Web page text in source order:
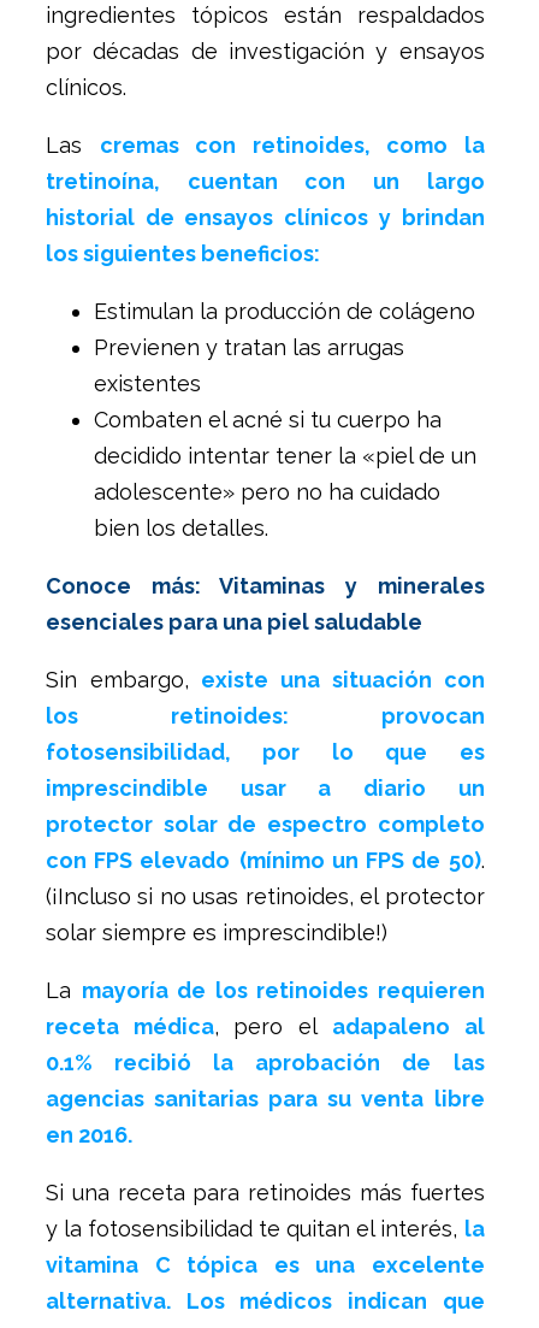
ingredientes tópicos están respaldados
por décadas de investigación y ensayos
clínicos.
Las cremas con retinoides, como la
tretinoína, cuentan con un largo
historial de ensayos clínicos y brindan
los siguientes beneficios:
Estimulan la producción de colágeno
Previenen y tratan las arrugas
existentes
Combaten el acné si tu cuerpo ha
decidido intentar tener la «piel de un
adolescente» pero no ha cuidado
bien los detalles.
Conoce más: Vitaminas y minerales
esenciales para una piel saludable
Sin embargo, existe una situación con
los retinoides: provocan
fotosensibilidad, por lo que es
imprescindible usar a diario un
protector solar de espectro completo
con FPS elevado (mínimo un FPS de 50).
(¡Incluso si no usas retinoides, el protector
solar siempre es imprescindible!)
La mayoría de los retinoides requieren
receta médica, pero el adapaleno al
0.1% recibió la aprobación de las
agencias sanitarias para su venta libre
en 2016.
Si una receta para retinoides más fuertes
y la fotosensibilidad te quitan el interés, la
vitamina C tópica es una excelente
alternativa. Los médicos indican que